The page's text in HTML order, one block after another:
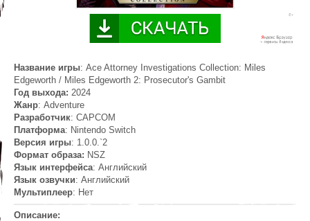
Название игры: Ace Attorney Investigations Collection: Miles
Edgeworth / Miles Edgeworth 2: Prosecutor's Gambit
Год выхода: 2024
Жанр: Adventure
Разработчик: CAPCOM
Платформа: Nintendo Switch
Версия игры: 1.0.0.`2
Формат образа: NSZ
Язык интерфейса: Английский
Язык озвучки: Английский
Мультиплеер: Нет
Описание: